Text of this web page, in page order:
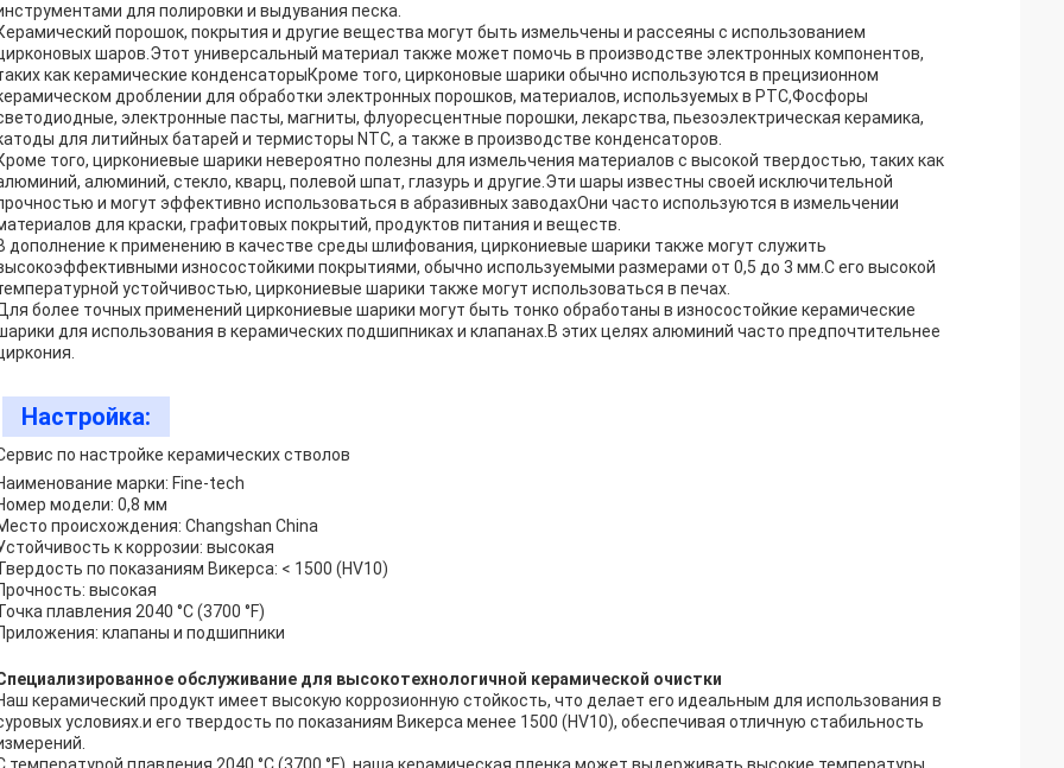
для полировки и выдувания песка.
порошок, покрытия и другие вещества могут быть измельчены и рассеяны с использованием
шаров.Этот универсальный материал также может помочь в производстве электронных компонентов,
как керамические конденсаторыКроме того, цирконовые шарики обычно используются в прецизионном
дроблении для обработки электронных порошков, материалов, используемых в PTC,Фосфоры
электронные пасты, магниты, флуоресцентные порошки, лекарства, пьезоэлектрическая керамика,
для литийных батарей и термисторы NTC, а также в производстве конденсаторов.
того, циркониевые шарики невероятно полезны для измельчения материалов с высокой твердостью, таких как
алюминий, стекло, кварц, полевой шпат, глазурь и другие.Эти шары известны своей исключительной
и могут эффективно использоваться в абразивных заводахОни часто используются в измельчении
для краски, графитовых покрытий, продуктов питания и веществ.
дополнение к применению в качестве среды шлифования, циркониевые шарики также могут служить
износостойкими покрытиями, обычно используемыми размерами от 0,5 до 3 мм.С его высокой
устойчивостью, циркониевые шарики также могут использоваться в печах.
более точных применений циркониевые шарики могут быть тонко обработаны в износостойкие керамические
для использования в керамических подшипниках и клапанах.В этих целях алюминий часто предпочтительнее
Настройка:
по настройке керамических стволов
марки: Fine-tech
модели: 0,8 мм
происхождения: Changshan China
к коррозии: высокая
по показаниям Викерса: < 1500 (HV10)
высокая
плавления 2040 °C (3700 °F)
клапаны и подшипники
обслуживание для высокотехнологичной керамической очистки
керамический продукт имеет высокую коррозионную стойкость, что делает его идеальным для использования в
условиях.и его твердость по показаниям Викерса менее 1500 (HV10), обеспечивая отличную стабильность